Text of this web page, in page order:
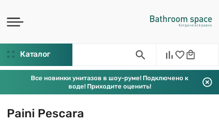
Каталог
Все новинки унитазов в шоу-руме! Подключено к
воде! Приходите оценить!
Paini Pescara